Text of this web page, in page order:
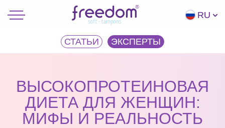
RU
СТАТЬИ ЭКCПЕРТЫ
ВЫСОКОПРОТЕИНОВАЯ
ДИЕТА ДЛЯ ЖЕНЩИН:
МИФЫ И РЕАЛЬНОСТЬ